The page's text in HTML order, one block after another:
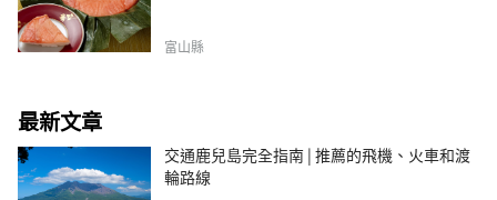
富山縣
最新文章
交通鹿兒島完全指南 | 推薦的飛機、火車和渡
輪路線